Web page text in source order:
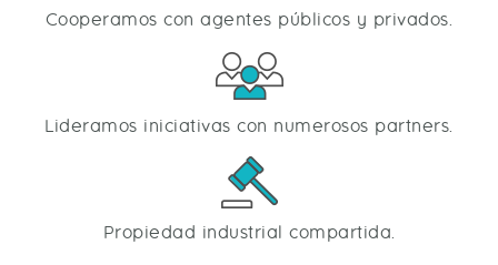
Cooperamos con agentes públicos y privados.
Lideramos iniciativas con numerosos partners.
Propiedad industrial compartida.